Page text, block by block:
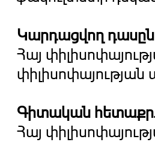
Կարդացվող
Հայ
փիլիսոփայության
Գիտական
Հայ